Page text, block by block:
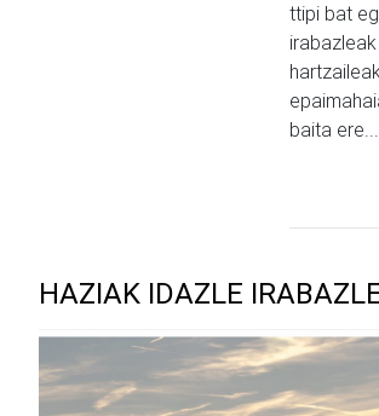
ttipi bat
baita ere...
HAZIAK IDAZLE